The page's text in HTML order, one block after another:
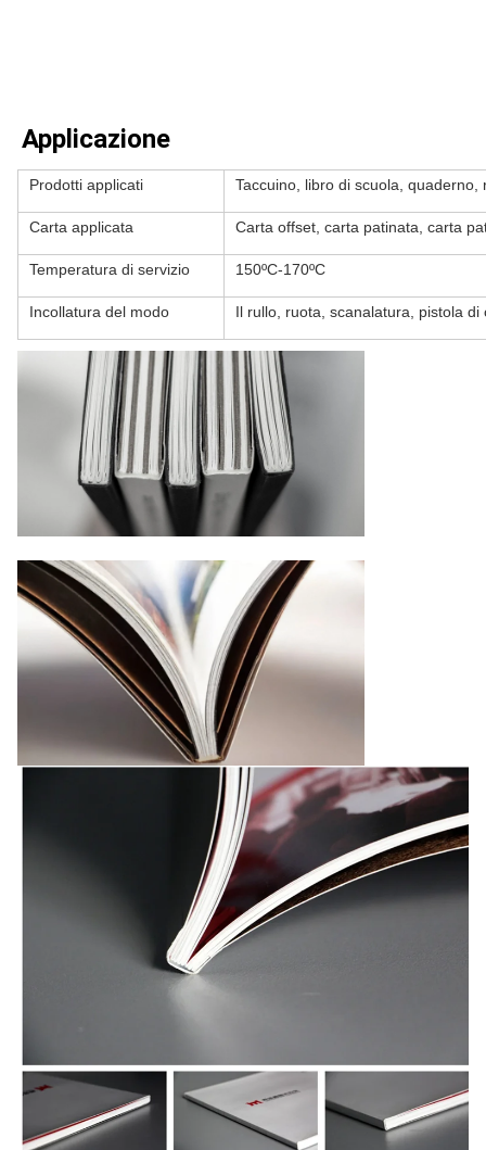
Applicazione
Prodotti applicati Taccuino, libro di scuola,
Carta applicata Carta offset, carta patinata, carta
Temperatura di servizio 150ºC-170ºC
Incollatura del modo Il rullo, ruota, scanalatura, pistola di